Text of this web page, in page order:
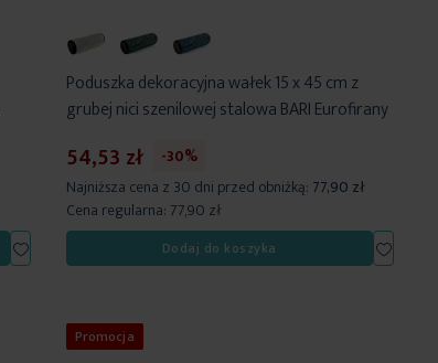
Dodaj
do
Poduszka dekoracyjna wałek 15 x 45 cm z
grubej nici szenilowej stalowa BARI Eurofirany
54,53 zł
-30%
Najniższa cena z 30 dni przed obniżką: 77,90 zł
Cena regularna: 77,90 zł
Dodaj do koszyka
Dodaj
do
Promocja